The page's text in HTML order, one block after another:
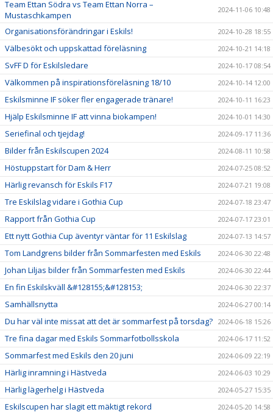
Team Ettan Södra vs Team Ettan Norra –
Mustaschkampen
2024-11-06 10:48
Organisationsförändringar i Eskils! 2024-10-28 18:55
Välbesökt och uppskattad föreläsning 2024-10-21 14:18
SvFF D för Eskilsledare 2024-10-17 08:54
Välkommen på inspirationsföreläsning 18/10 2024-10-14 12:00
Eskilsminne IF söker fler engagerade tränare! 2024-10-11 16:23
Hjälp Eskilsminne IF att vinna biokampen! 2024-10-01 14:30
Seriefinal och tjejdag! 2024-09-17 11:36
Bilder från Eskilscupen 2024 2024-08-11 10:58
Höstuppstart för Dam & Herr 2024-07-25 08:52
Härlig revansch för Eskils F17 2024-07-21 19:08
Tre Eskilslag vidare i Gothia Cup 2024-07-18 23:47
Rapport från Gothia Cup 2024-07-17 23:01
Ett nytt Gothia Cup äventyr väntar för 11 Eskilslag 2024-07-13 14:57
Tom Landgrens bilder från Sommarfesten med Eskils 2024-06-30 22:48
Johan Liljas bilder från Sommarfesten med Eskils 2024-06-30 22:44
En fin Eskilskväll &#128155;&#128153; 2024-06-30 22:37
Samhällsnytta 2024-06-27 00:14
Du har väl inte missat att det är sommarfest på torsdag? 2024-06-18 15:26
Tre fina dagar med Eskils Sommarfotbollsskola 2024-06-17 11:52
Sommarfest med Eskils den 20 juni 2024-06-09 22:19
Härlig inramning i Hästveda 2024-06-03 10:29
Härlig lägerhelg i Hästveda 2024-05-27 15:35
Eskilscupen har slagit ett mäktigt rekord 2024-05-20 14:58